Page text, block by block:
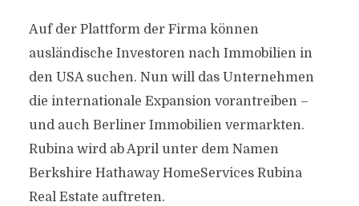
Auf der Plattform der Firma können
ausländische Investoren nach Immobilien in
den USA suchen. Nun will das Unternehmen
die internationale Expansion vorantreiben –
und auch Berliner Immobilien vermarkten.
Rubina wird ab April unter dem Namen
Berkshire Hathaway HomeServices Rubina
Real Estate auftreten.